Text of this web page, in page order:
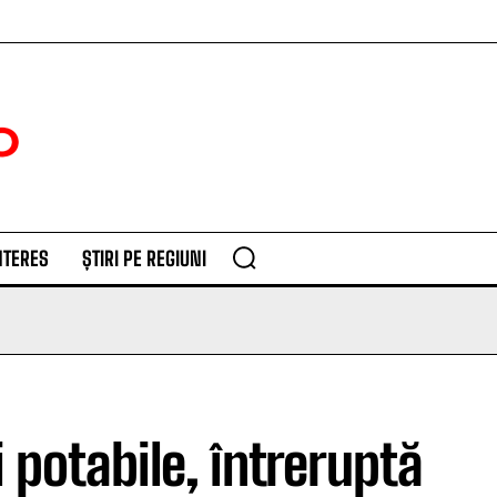
ȘTIRI PE REGIUNI
potabile, întreruptă